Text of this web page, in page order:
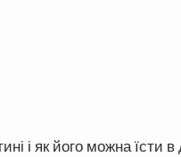
і як його можна їсти в